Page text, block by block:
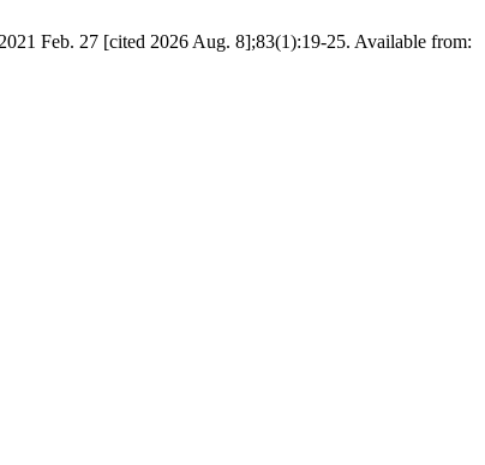
Feb. 27 [cited 2026 Aug. 8];83(1):19-25. Available from: